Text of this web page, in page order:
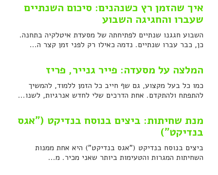
איך שהזמן רץ כשנהנים: סיכום השנתיים
שעברו והחגיגה השבוע
השבוע חגגנו שנתיים לפתיחתה של מסעדת איטלקיה בתחנה.
כן, כבר עברו שנתיים. נדמה כאילו רק לפני זמן קצר ה...
המלצה על מסעדה: פייר גנייר, פריז
כמו כל בעל מקצוע, גם שף חייב כל הזמן ללמוד, להמשיך
להתפתח ולהתקדם. אחת הדרכים שלי לחדש אנרגיות, לשנו...
מנת שחיתות: ביצים בנוסח בנדיקט ("אגס
בנדיקט")
ביצים בנוסח בנדיקט ("אגס בנדיקט") היא אחת ממנות
השחיתות המגרות והטעימות ביותר שאני מכיר. מ...